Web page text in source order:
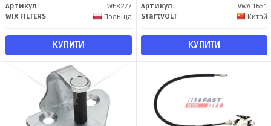
Артикул:
WF8277
WIX FILTERS
Польща
КУПИТИ
Артикул:
VWA 1651
StartVOLT
Китай
КУПИТИ